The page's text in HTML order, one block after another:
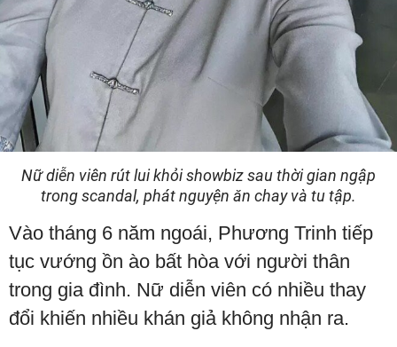
Nữ diễn viên rút lui khỏi showbiz sau thời gian ngập
trong scandal, phát nguyện ăn chay và tu tập.
Vào tháng 6 năm ngoái, Phương Trinh tiếp
tục vướng ồn ào bất hòa với người thân
trong gia đình. Nữ diễn viên có nhiều thay
đổi khiến nhiều khán giả không nhận ra.